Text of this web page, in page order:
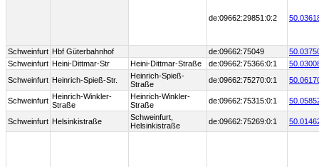
de:09662:29851:0:2
Schweinfurt Hbf Güterbahnhof de:09662:75049
Schweinfurt Heini-Dittmar-Str Heini-Dittmar-Straße de:09662:75366:0:1
Schweinfurt Heinrich-Spieß-Str.
Heinrich-Spieß-
Straße
de:09662:75270:0:1
Schweinfurt Heinrich-Winkler-
Straße
Heinrich-Winkler-
Straße
de:09662:75315:0:1
Schweinfurt Helsinkistraße
Schweinfurt,
Helsinkistraße
de:09662:75269:0:1